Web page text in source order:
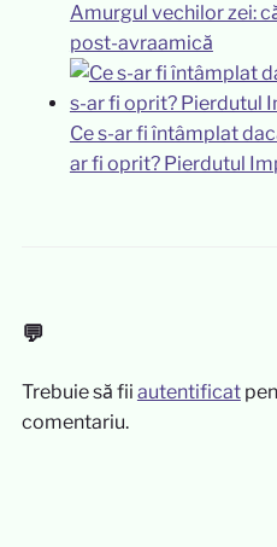
Amurgul vechilor zei:
post-avraamică
Ce s-ar fi întâmplat
ar fi oprit? Pierdutul
💬
Trebuie să fii autentificat
comentariu.